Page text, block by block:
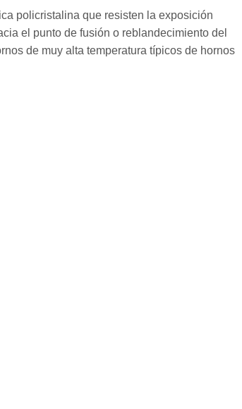
policristalina que resisten la exposición
el punto de fusión o reblandecimiento del
de muy alta temperatura típicos de hornos